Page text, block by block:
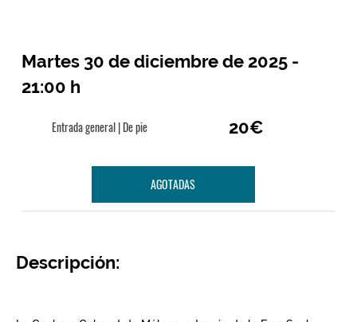
Martes 30 de diciembre de 2025 -
21:00 h
Entrada general | De pie 20€
AGOTADAS
Descripción: